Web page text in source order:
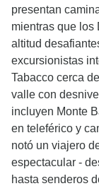
presentan
mientras que los
altitud
excursionistas
Tabacco cerca
valle con
incluyen Monte
en teleférico y
notó un viajero
espectacular -
hasta senderos